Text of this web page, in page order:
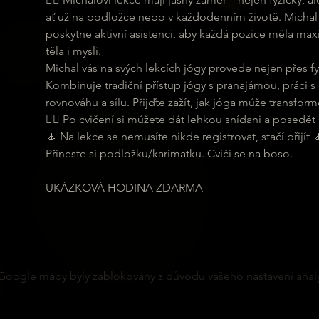
ať už na podložce nebo v každodenním životě.
poskytne aktivní asistenci, aby každá pozice měla
těla i mysli.
Michal vás na svých lekcích jógy provede nejen
Kombinuje tradiční přístup jógy s pranajámou, práci
rovnováhu a sílu. Přijďte zažít, jak jóga může
🧘‍♂ Po cvičení si můžete dát lehkou snídani a posedět
🧘 Na lekce se nemusíte nikde registrovat, stačí přijít
Přineste si podložku/karimatku. Cvičí se na boso.
UKÁZKOVÁ HODINA ZDARMA
mapy byly zablokovány z důvodu vašeho nastavení